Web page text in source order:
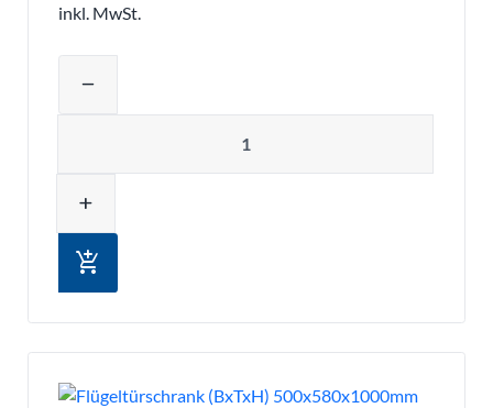
inkl. MwSt.
remove
add
add_shopping_cart